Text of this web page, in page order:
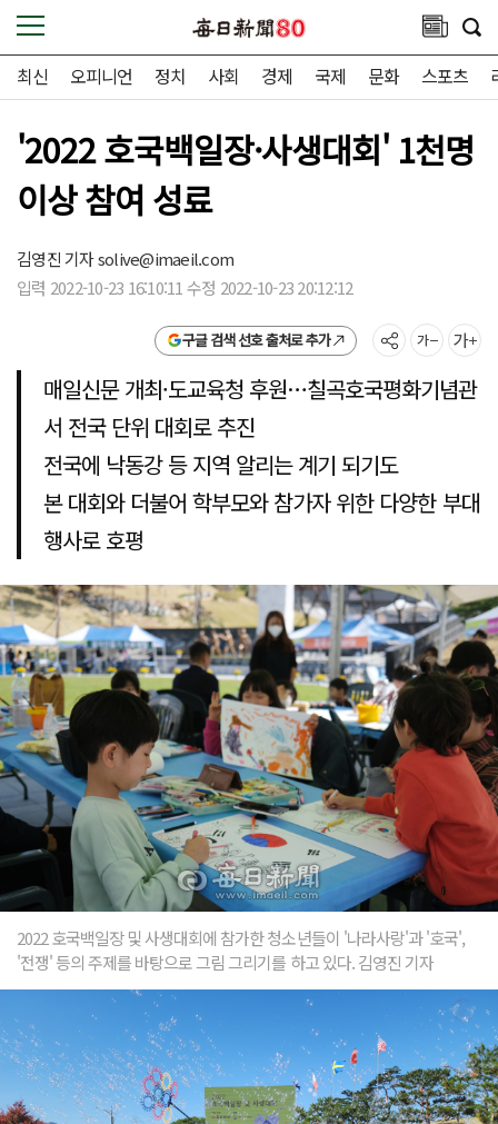
최신 오피니언 정치 사회 경제 국제 문화 스포츠
'2022 호국백일장·사생대회' 1천명
이상 참여 성료
김영진 기자solive@imaeil.com
입력 2022-10-23 16:10:11 수정 2022-10-23 20:12:12
구글 검색 선호 출처로 추가
매일신문 개최·도교육청 후원…칠곡호국평화기념관
서 전국 단위 대회로 추진
전국에 낙동강 등 지역 알리는 계기 되기도
본 대회와 더불어 학부모와 참가자 위한 다양한 부대
행사로 호평
2022 호국백일장 및 사생대회에 참가한 청소년들이 '나라사랑'과 '호국',
'전쟁' 등의 주제를 바탕으로 그림 그리기를 하고 있다. 김영진 기자